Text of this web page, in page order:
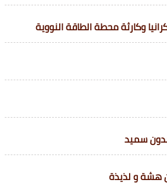
وكارثة محطة الطاقة النووية
سميد
هشة و لذيذة